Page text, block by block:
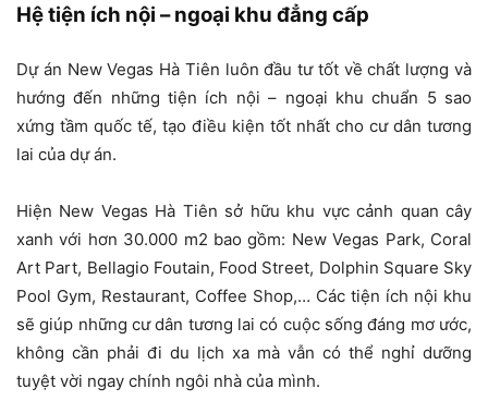
Hệ tiện ích nội – ngoại khu đẳng cấp
Dự án New Vegas Hà Tiên luôn đầu tư tốt về chất lượng và
hướng đến những tiện ích nội – ngoại khu chuẩn 5 sao
xứng tầm quốc tế, tạo điều kiện tốt nhất cho cư dân tương
lai của dự án.
Hiện New Vegas Hà Tiên sở hữu khu vực cảnh quan cây
xanh với hơn 30.000 m2 bao gồm: New Vegas Park, Coral
Art Part, Bellagio Foutain, Food Street, Dolphin Square Sky
Pool Gym, Restaurant, Coffee Shop,… Các tiện ích nội khu
sẽ giúp những cư dân tương lai có cuộc sống đáng mơ ước,
không cần phải đi du lịch xa mà vẫn có thể nghỉ dưỡng
tuyệt vời ngay chính ngôi nhà của mình.